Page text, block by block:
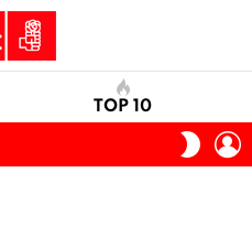
TOP 10
SKIN